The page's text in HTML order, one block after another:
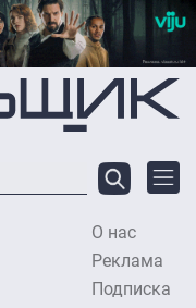
О нас
Реклама
Подписка